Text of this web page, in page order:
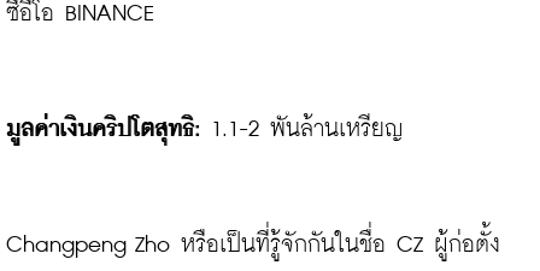
ซีอีโอ BINANCE
มูลค่าเงินคริปโตสุทธิ: 1.1-2 พันล้านเหรียญ
Changpeng Zho หรือเป็นที่รู้จักกันในชื่อ CZ ผู้ก่อตั้ง